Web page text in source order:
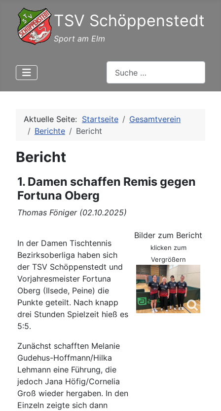
TSV Schöppenstedt
Sport am Elm
Aktuelle Seite: Startseite
Gesamtverein
Berichte
Bericht
Bericht
1. Damen schaffen Remis gegen
Fortuna Oberg
Thomas Föniger (02.10.2025)
In der Damen Tischtennis
Bezirksoberliga haben sich
der TSV Schöppenstedt und
Vorjahresmeister Fortuna
Oberg (Ilsede, Peine) die
Punkte geteilt. Nach knapp
drei Stunden Spielzeit hieß es
5:5.
Zunächst schafften Melanie
Gudehus-Hoffmann/Hilka
Lehmann eine Führung, die
jedoch Jana Höfig/Cornelia
Groß wieder hergaben. In den
Einzeln zeigte sich dann
Bilder zum Bericht
klicken zum
Vergrößern